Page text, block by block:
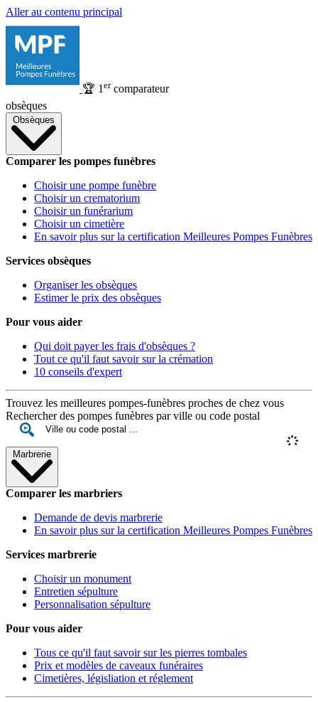
Aller au contenu principal
🏆 1 ercomparateur
obsèques
Obsèques
Comparer les pompes funèbres
Choisir une pompe funèbre
Choisir un crematorium
Choisir un funérarium
Choisir un cimetière
En savoir plus sur la certification Meilleures Pompes Funèbres
Services obsèques
Organiser les obsèques
Estimer le prix des obsèques
Pour vous aider
Qui doit payer les frais d'obsèques ?
Tout ce qu'il faut savoir sur la crémation
10 conseils d'expert
Trouvez les meilleures pompes-funèbres proches de chez vous
Rechercher des pompes funèbres par ville ou code postal
Marbrerie
Comparer les marbriers
Demande de devis marbrerie
En savoir plus sur la certification Meilleures Pompes Funèbres
Services marbrerie
Choisir un monument
Entretien sépulture
Personnalisation sépulture
Pour vous aider
Tous ce qu'il faut savoir sur les pierres tombales
Prix et modèles de caveaux funéraires
Cimetières, législiation et réglement